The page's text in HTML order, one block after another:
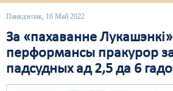
Панядзелак, 16 Май 2022
За «пахаванне
перформансы пракурор
падсудных ад 2,5 да 6
Выбары
Грамадзянскія ініцыятывы
Дзяржава
Пра нас
RSS